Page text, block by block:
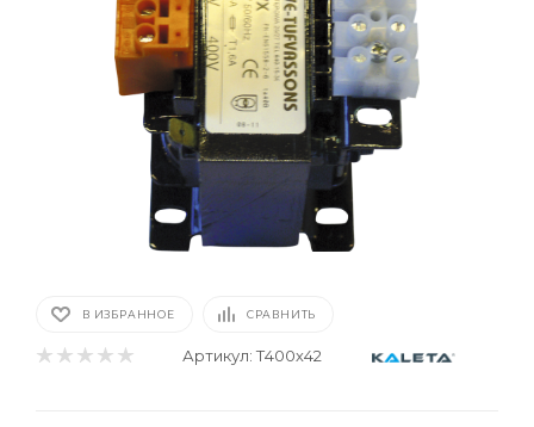
В ИЗБРАННОЕ СРАВНИТЬ
Артикул: Т400х42